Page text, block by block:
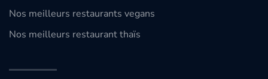
Nos meilleurs restaurants vegans
Nos meilleurs restaurant thaïs